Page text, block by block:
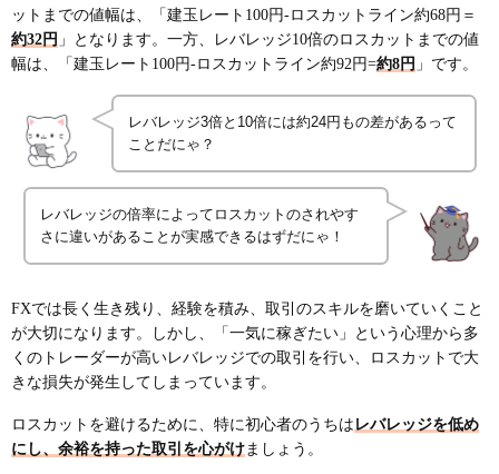
ットまでの値幅は、「建玉レート100円-ロスカットライン約68円＝
約32円 」となります。一方、レバレッジ10倍のロスカットまでの値
幅は、「建玉レート100円-ロスカットライン約92円=約8円 」です。
レバレッジ3倍と10倍には約24円もの差があるって
ことだにゃ？
レバレッジの倍率によってロスカットのされやす
さに違いがあることが実感できるはずだにゃ！
FXでは長く生き残り、経験を積み、取引のスキルを磨いていくこと
が大切になります。しかし、「一気に稼ぎたい」という心理から多
くのトレーダーが高いレバレッジでの取引を行い、ロスカットで大
きな損失が発生してしまっています。
ロスカットを避けるために、特に初心者のうちは レバレッジを低め
にし、余裕を持った取引を心がけ ましょう。